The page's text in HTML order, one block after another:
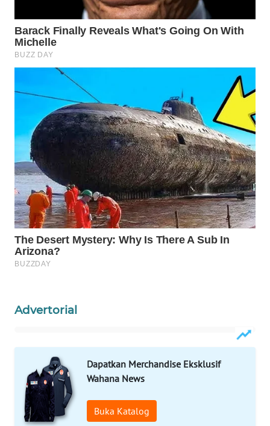
Advertorial
Dapatkan Merchandise Eksklusif
Wahana News
Buka Katalog
CO ID
WAHANANEWS
NET
SPORT
WAHANA
UMKM
WAHANA
SELEB
WAHANA
PERSONA
WAHANA
DESA
WISATA